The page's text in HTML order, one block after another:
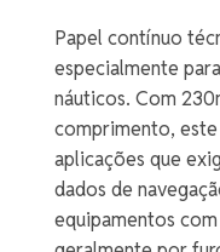
Papel contínuo
especialmente
náuticos. Com
comprimento,
aplicações que
dados de
equipamentos